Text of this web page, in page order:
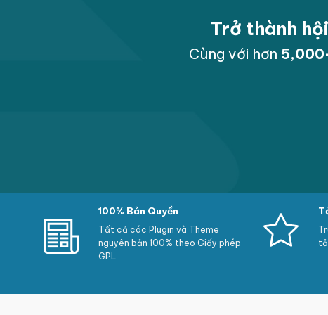
Trở thành
Cùng với hơn 5,000
100% Bản Quyền
Tất cả các Plugin và Theme
nguyên bản 100% theo Giấy phép
GPL.